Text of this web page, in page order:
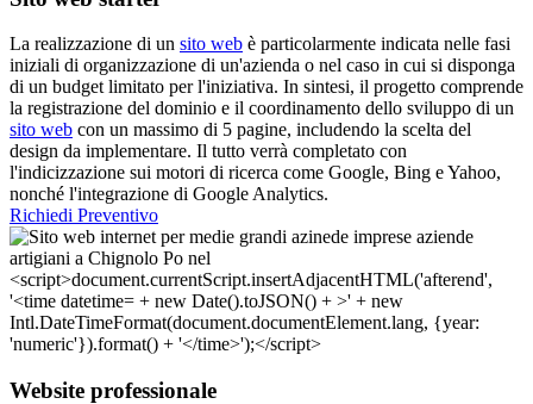
La realizzazione di un sito web è particolarmente indicata nelle fasi
iniziali di organizzazione di un'azienda o nel caso in cui si disponga
di un budget limitato per l'iniziativa. In sintesi, il progetto comprende
la registrazione del dominio e il coordinamento dello sviluppo di un
sito web con un massimo di 5 pagine, includendo la scelta del
design da implementare. Il tutto verrà completato con
l'indicizzazione sui motori di ricerca come Google, Bing e Yahoo,
nonché l'integrazione di Google Analytics.
Richiedi Preventivo
Website professionale